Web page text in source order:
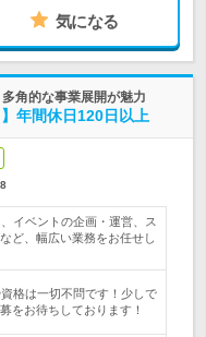
気になる
角的な事業展開が魅力
年間休日120日以上
イベントの企画・運営、ス
ど、幅広い業務をお任せし
格は一切不問です！少しで
をお待ちしております！